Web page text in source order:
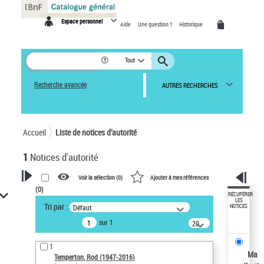
Espace personnel Aide Une question ? Historique
Tout
Recherche avancée AUTRES RECHERCHES
Accueil Liste de notices d’autorité
1 Notices d'autorité
VOTRE RECHERCHE
Recherche avancée dans les
notices d’autorité
Œuvres liées à l'auteur :
Temperton, Rod (1947-2016)
Voir la sélection (0) Ajouter à mes références
(0)
Tri par : Défaut
sur 1
20
résultats/page
1
Temperton, Rod (1947-2016)
RÉCUPÉRER
LES
NOTICES
Ma
Panneau de gestion des cookies